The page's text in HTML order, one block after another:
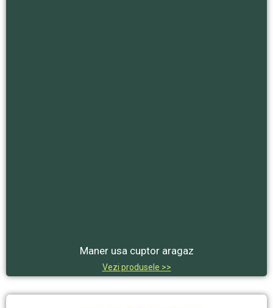
Maner usa cuptor aragaz
Vezi produsele >>